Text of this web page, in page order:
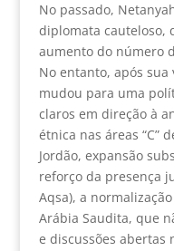
No passado,
diplomata cauteloso,
aumento do número
No entanto, após
mudou para uma
claros em direção à
étnica nas áreas “C”
Jordão, expansão
reforço da presença
Aqsa), a
Arábia Saudita, que
e discussões abertas